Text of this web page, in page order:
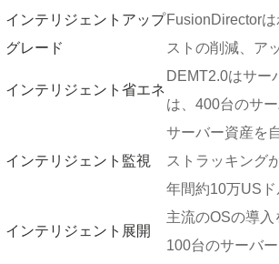
インテリジェントアップ
グレード
FusionDirector
ストの削減、ア
インテリジェント省エネ
DEMT2.0はサー
は、400台のサ
インテリジェント監視
サーバー資産を
ストラッキング
年間約10万USド
インテリジェント展開
主流のOSの導
100台のサーバ